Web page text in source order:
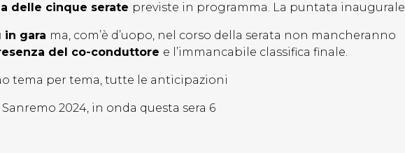
delle cinque serate previste in programma. La puntata inaugurale
gara ma, com’è d’uopo, nel corso della serata non mancheranno
del co-conduttore e l’immancabile classifica finale.
tema per tema, tutte le anticipazioni
2024, in onda questa sera 6